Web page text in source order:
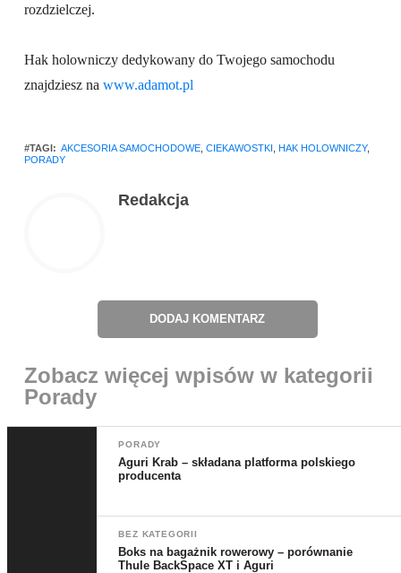
rozdzielczej.
Hak holowniczy dedykowany do Twojego samochodu
znajdziesz na www.adamot.pl
#TAGI: AKCESORIA SAMOCHODOWE, CIEKAWOSTKI HAK HOLOWNICZY,
PORADY
Redakcja
DODAJ KOMENTARZ
Zobacz więcej wpisów w kategorii
Porady
PORADY
Aguri Krab – składana platforma polskiego
producenta
BEZ KATEGORII
Boks na bagażnik rowerowy – porównanie
Thule BackSpace XT i Aguri